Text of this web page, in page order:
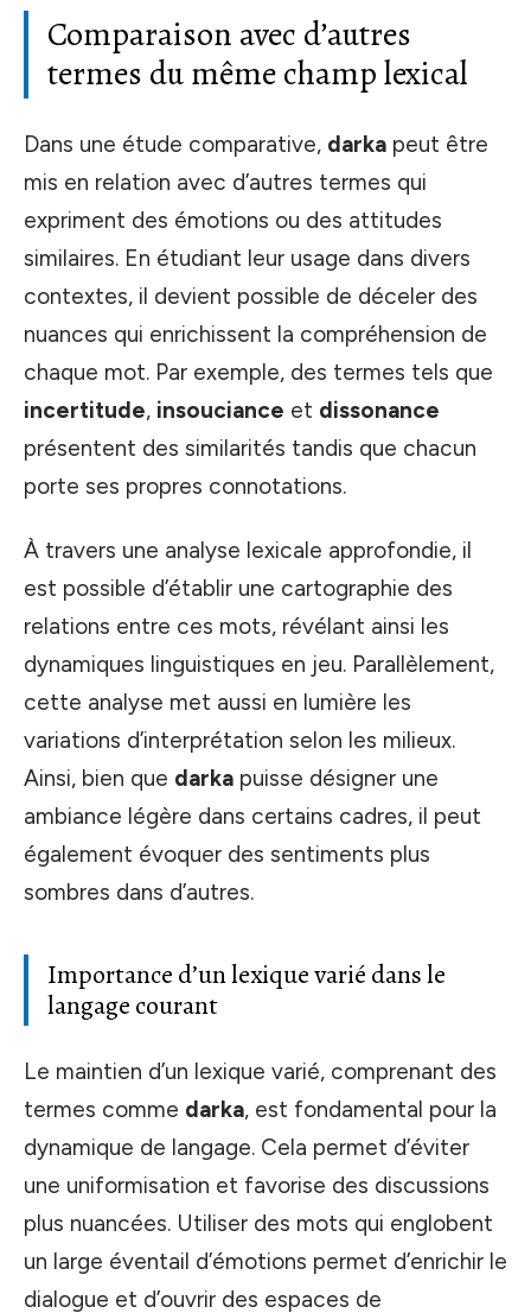
Comparaison avec d’autres
termes du même champ lexical
Dans une étude comparative, darka peut être
mis en relation avec d’autres termes qui
expriment des émotions ou des attitudes
similaires. En étudiant leur usage dans divers
contextes, il devient possible de déceler des
nuances qui enrichissent la compréhension de
chaque mot. Par exemple, des termes tels que
incertitude, insouciance et dissonance
présentent des similarités tandis que chacun
porte ses propres connotations.
À travers une analyse lexicale approfondie, il
est possible d’établir une cartographie des
relations entre ces mots, révélant ainsi les
dynamiques linguistiques en jeu. Parallèlement,
cette analyse met aussi en lumière les
variations d’interprétation selon les milieux.
Ainsi, bien que darka puisse désigner une
ambiance légère dans certains cadres, il peut
également évoquer des sentiments plus
sombres dans d’autres.
Importance d’un lexique varié dans le
langage courant
Le maintien d’un lexique varié, comprenant des
termes comme darka, est fondamental pour la
dynamique de langage. Cela permet d’éviter
une uniformisation et favorise des discussions
plus nuancées. Utiliser des mots qui englobent
un large éventail d’émotions permet d’enrichir le
dialogue et d’ouvrir des espaces de